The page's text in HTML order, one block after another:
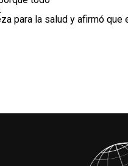
para la salud y afirmó